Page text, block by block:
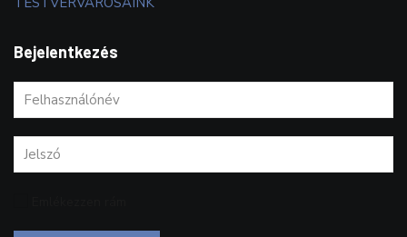
Bejelentkezés